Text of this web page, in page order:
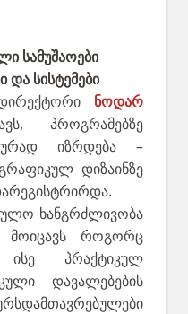
სამუშაოები
და სისტემები
ნოდარ
პროგრამებზე
იზრდება –
დიზაინზე
ხანგრძლივობა
როგორც
პრაქტიკულ
დავალებების